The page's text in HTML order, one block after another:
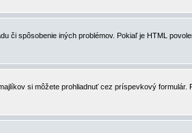
či spôsobenie iných problémov. Pokiaľ je HTML
si môžete prohliadnuť cez príspevkový formulár.